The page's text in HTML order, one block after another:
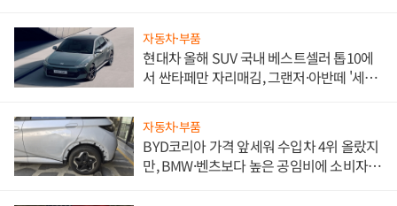
자동차·부품
현대차 올해 SUV 국내 베스트셀러 톱10에
서 싼타페만 자리매김, 그랜저·아반떼 '세단
자동차·부품
BYD코리아 가격 앞세워 수입차 4위 올랐지
만, BMW·벤츠보다 높은 공임비에 소비자